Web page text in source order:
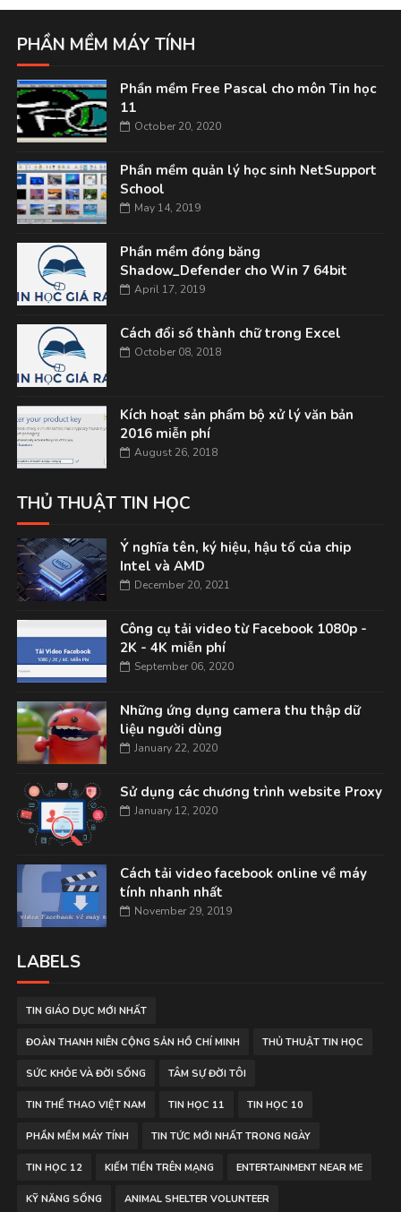
PHẦN MỀM MÁY TÍNH
Phần mềm Free Pascal cho môn Tin học
11
October 20, 2020
Phần mềm quản lý học sinh NetSupport
School
May 14, 2019
Phần mềm đóng băng
Shadow_Defender cho Win 7 64bit
April 17, 2019
Cách đổi số thành chữ trong Excel
October 08, 2018
Kích hoạt sản phẩm bộ xử lý văn bản
2016 miễn phí
August 26, 2018
THỦ THUẬT TIN HỌC
Ý nghĩa tên, ký hiệu, hậu tố của chip
Intel và AMD
December 20, 2021
Công cụ tải video từ Facebook 1080p -
2K - 4K miễn phí
September 06, 2020
Những ứng dụng camera thu thập dữ
liệu người dùng
January 22, 2020
Sử dụng các chương trình website Proxy
January 12, 2020
Cách tải video facebook online về máy
tính nhanh nhất
November 29, 2019
LABELS
TIN GIÁO DỤC MỚI NHẤT
ĐOÀN THANH NIÊN CỘNG SẢN HỒ CHÍ MINH THỦ THUẬT TIN HỌC
SỨC KHỎE VÀ ĐỜI SỐNG TÂM SỰ ĐỜI TÔI
TIN THỂ THAO VIỆT NAM TIN HỌC 11 TIN HỌC 10
PHẦN MỀM MÁY TÍNH TIN TỨC MỚI NHẤT TRONG NGÀY
TIN HỌC 12 KIẾM TIỀN TRÊN MẠNG ENTERTAINMENT NEAR ME
KỸ NĂNG SỐNG ANIMAL SHELTER VOLUNTEER